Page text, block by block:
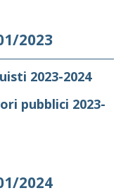
2023
2023-2024
pubblici 2023-
2024